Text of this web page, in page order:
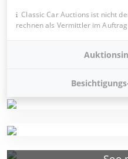
Classic Car Auctions ist nicht
rechnen als Vermittler im